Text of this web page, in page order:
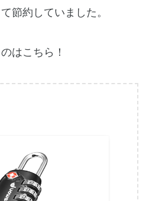
節約していました。
はこちら！